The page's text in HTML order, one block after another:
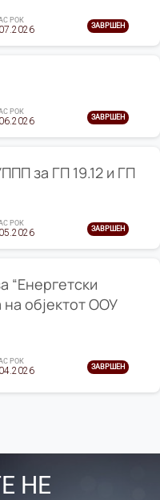
РОК
ЗАВРШЕН
РОК
ЗАВРШЕН
за ГП 19.12 и ГП
РОК
ЗАВРШЕН
“Енергетски
објектот ООУ
РОК
ЗАВРШЕН
НЕ